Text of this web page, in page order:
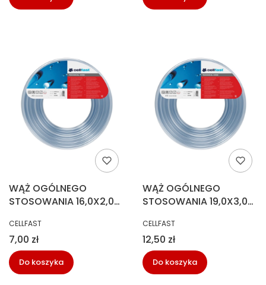
WĄŻ OGÓLNEGO
STOSOWANIA 16,0X2,0
PRODUCENT
CELLFAST
Cena
7,00 zł
Do koszyka
WĄŻ OGÓLNEGO
STOSOWANIA 19,0X3,0
PRODUCENT
CELLFAST
Cena
12,50 zł
Do koszyka